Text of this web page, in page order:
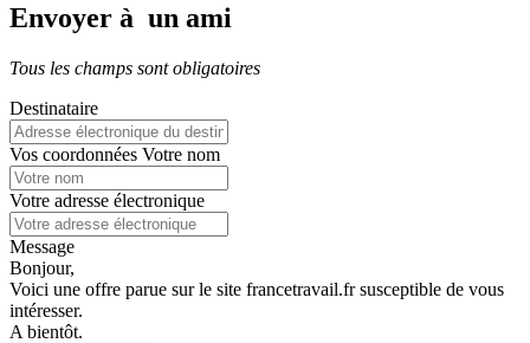
Envoyer à un ami
Tous les champs sont obligatoires
Destinataire
Vos coordonnées Votre nom
Votre adresse électronique
Message
Bonjour,
Voici une offre parue sur le site francetravail.fr susceptible de vous
intéresser.
A bientôt.